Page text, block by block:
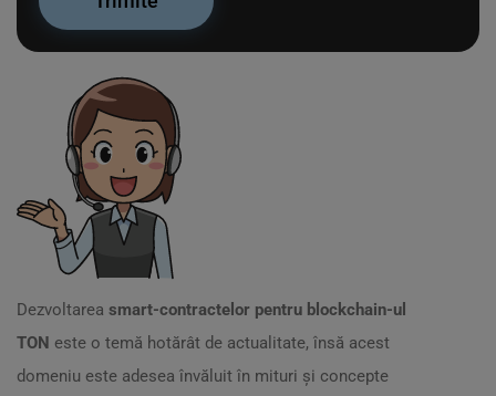
Dezvoltarea smart-contractelor pentru blockchain-ul
TON este o temă hotărât de actualitate, însă acest
domeniu este adesea învăluit în mituri și concepte